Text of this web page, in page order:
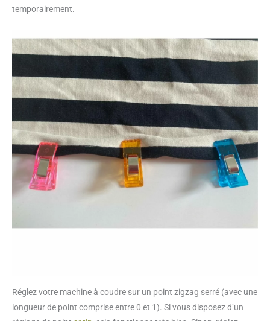
temporairement.
Réglez votre machine à coudre sur un point zigzag serré (avec une
longueur de point comprise entre 0 et 1). Si vous disposez d’un